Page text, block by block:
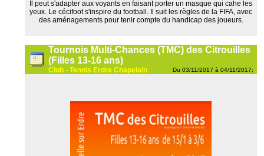
Il peut s'adapter aux voyants en faisant porter un masque qui cahe les
yeux. Le cécifoot s'inspire du football. Il suit les règles de la FIFA, avec
des aménagements pour tenir compte du handicap des joueurs.
Tournois Multi-Chances (TMC) des Citrouilles
(Filles 13-16 ans)
Club - Tennis Erdre Chapelain Du 03/11/2017 à 04/11/2017;